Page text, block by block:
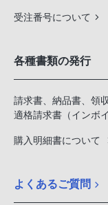
受注番号について
各種書類の発行
請求書、納品書、領
適格請求書（インボ
購入明細書について
よくあるご質問